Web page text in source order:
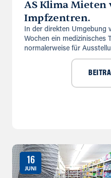
AS Klima
Impfzentren.
In der direkten Umgebung
Wochen ein medizinisches
normalerweise für
16
JUNI